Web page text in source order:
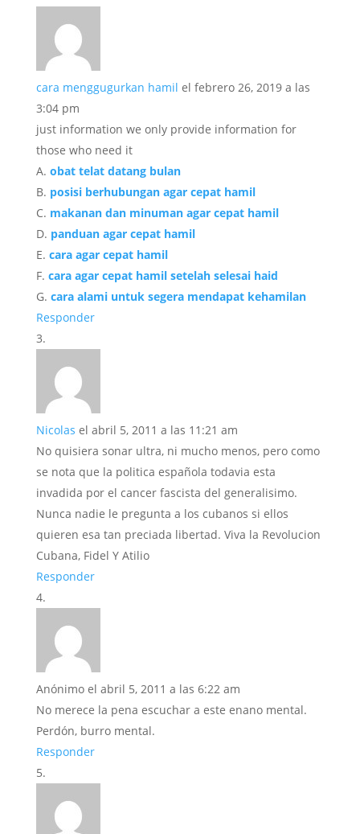
cara menggugurkan hamil el febrero 26, 2019 a las
3:04 pm
just information we only provide information for
those who need it
A. obat telat datang bulan
B. posisi berhubungan agar cepat hamil
C. makanan dan minuman agar cepat hamil
D. panduan agar cepat hamil
E. cara agar cepat hamil
F. cara agar cepat hamil setelah selesai haid
G. cara alami untuk segera mendapat kehamilan
Responder
Nicolas el abril 5, 2011 a las 11:21 am
No quisiera sonar ultra, ni mucho menos, pero como
se nota que la politica española todavia esta
invadida por el cancer fascista del generalisimo.
Nunca nadie le pregunta a los cubanos si ellos
quieren esa tan preciada libertad. Viva la Revolucion
Cubana, Fidel Y Atilio
Responder
Anónimo el abril 5, 2011 a las 6:22 am
No merece la pena escuchar a este enano mental.
Perdón, burro mental.
Responder